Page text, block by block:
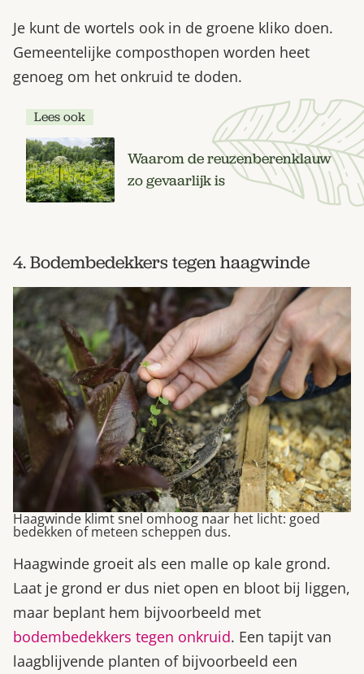
Je kunt de wortels ook in de groene kliko doen.
Gemeentelijke composthopen worden heet
genoeg om het onkruid te doden.
Lees ook
Waarom de reuzenberenklauw
zo gevaarlijk is
4. Bodembedekkers tegen haagwinde
Haagwinde klimt snel omhoog naar het licht: goed
bedekken of meteen scheppen dus.
Haagwinde groeit als een malle op kale grond.
Laat je grond er dus niet open en bloot bij liggen,
maar beplant hem bijvoorbeeld met
bodembedekkers tegen onkruid. Een tapijt van
laagblijvende planten of bijvoorbeeld een